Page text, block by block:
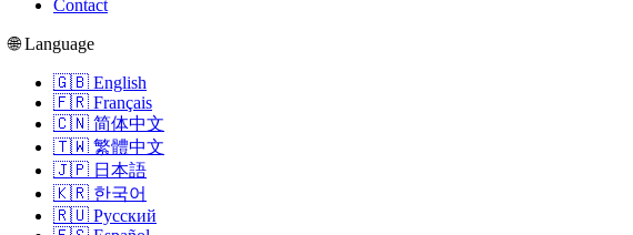
Contact
🌐 Language
🇬🇧 English
🇫🇷 Français
🇨🇳 简体中文
🇹🇼 繁體中文
🇯🇵 日本語
🇰🇷 한국어
🇷🇺 Русский